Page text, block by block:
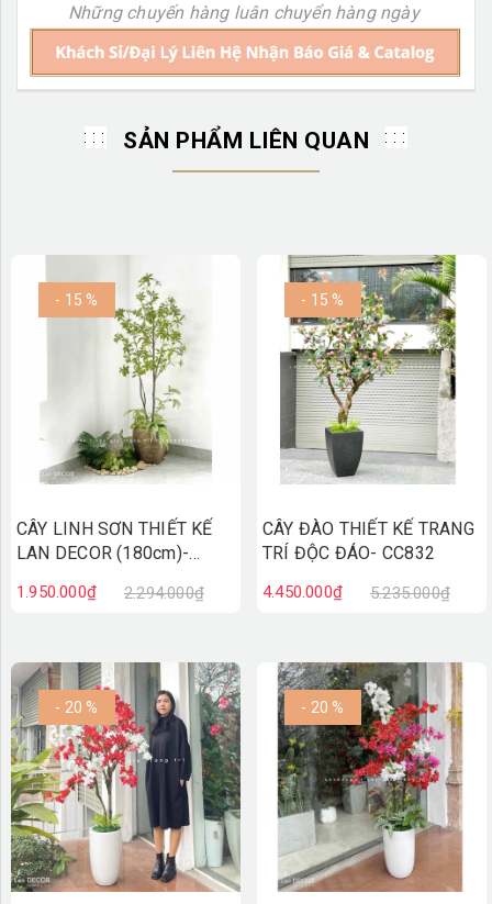
Những chuyến hàng luân chuyển hàng ngày
SẢN PHẨM LIÊN QUAN
- 15 %
CÂY LINH SƠN THIẾT KẾ
LAN DECOR (180cm)-
1.950.000₫ 2.294.000₫
- 15 %
CÂY ĐÀO THIẾT KẾ TRANG
TRÍ ĐỘC ĐÁO- CC832
4.450.000₫ 5.235.000₫
- 20 % - 20 %